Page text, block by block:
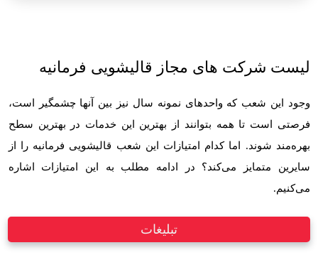
لیست شرکت های مجاز قالیشویی فرمانیه
وجود این شعب که واحدهای نمونه سال نیز بین آنها چشمگیر است،
فرصتی است تا همه بتوانند از بهترین این خدمات در بهترین سطح
بهره‌مند شوند. اما کدام امتیازات این شعب قالیشویی فرمانیه را از
سایرین متمایز می‌کند؟ در ادامه مطلب به این امتیازات اشاره
می‌کنیم.
تبلیغات